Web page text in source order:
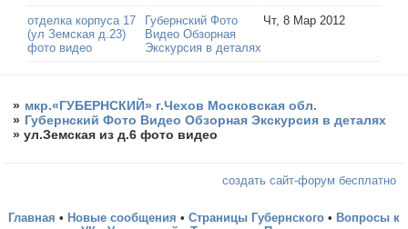
отделка корпуса 17
(ул Земская д.23)
фото видео
Губернский Фото
Видео Обзорная
Экскурсия в деталях
Чт, 8 Мар 2012
» мкр.«ГУБЕРНСКИЙ» г.Чехов Московская обл.
» Губернский Фото Видео Обзорная Экскурсия в деталях
»ул.Земская из д.6 фото видео
создать сайт-форум бесплатно
Главная • Новые сообщения • Страницы Губернского • Вопросы к